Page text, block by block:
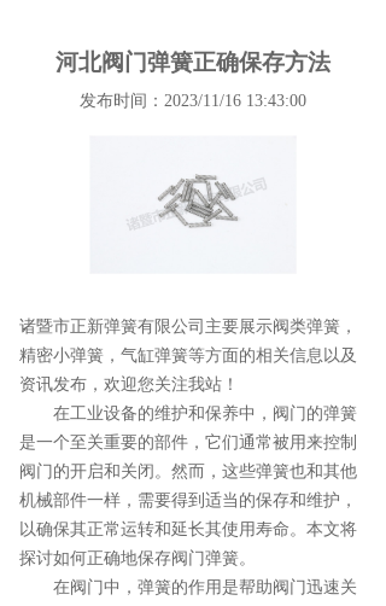
河北阀门弹簧正确保存方法
发布时间：2023/11/16 13:43:00
诸暨市正新弹簧有限公司主要展示阀类弹簧 ，
精密小弹簧，气缸弹簧等方面的相关信息以及
资讯发布，欢迎您关注我站！
在工业设备的维护和保养中，阀门的弹簧
是一个至关重要的部件，它们通常被用来控制
阀门的开启和关闭。然而，这些弹簧也和其他
机械部件一样，需要得到适当的保存和维护，
以确保其正常运转和延长其使用寿命。本文将
探讨如何正确地保存阀门弹簧。
在阀门中，弹簧的作用是帮助阀门迅速关